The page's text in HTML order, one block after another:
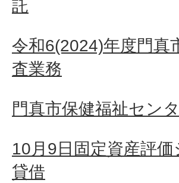
託
令和6(2024)年度門真
査業務
門真市保健福祉セン
10月9日固定資産評
貸借